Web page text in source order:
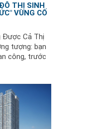
THỊ SINH
VÙNG CỐ
Được Cả Thị
tượng: bạn
công, trước